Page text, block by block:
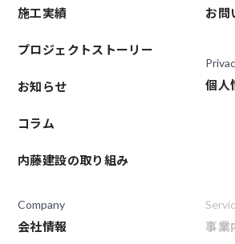
施工実績
プロジェクトストーリー
お知らせ
コラム
内藤建設の取り組み
事業
Company
会社情報
お問
個人